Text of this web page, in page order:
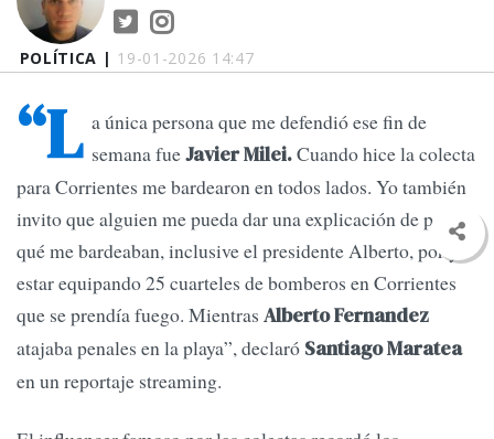
POLÍTICA | 19-01-2026 14:47
“L a única persona que me defendió ese fin de
semana fueJavier Milei.Cuando hice la colecta
para Corrientes me bardearon en todos lados. Yo también
invito que alguien me pueda dar una explicación de por
qué me bardeaban, inclusive el presidente Alberto, por yo
estar equipando 25 cuarteles de bomberos en Corrientes
que se prendía fuego. Mientras Alberto Fernandez
atajaba penales en la playa”, declaró Santiago Maratea
en un reportaje streaming.